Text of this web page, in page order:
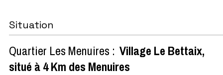
Situation
Quartier Les Menuires : Village Le Bettaix,
situé à 4 Km des Menuires